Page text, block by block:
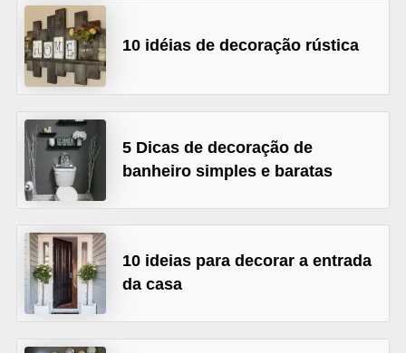
10 idéias de decoração rústica
5 Dicas de decoração de
banheiro simples e baratas
10 ideias para decorar a entrada
da casa
ó
v
e
C
n
s
t
r
u